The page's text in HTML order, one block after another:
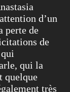
d’un
perte de
de
qui la
quelque
très